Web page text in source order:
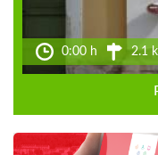
0:00 h 2.1